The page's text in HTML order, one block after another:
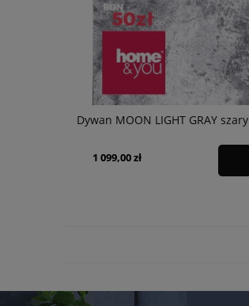
Dywan MOON LIGHT GRAY szary
1 099,00 zł